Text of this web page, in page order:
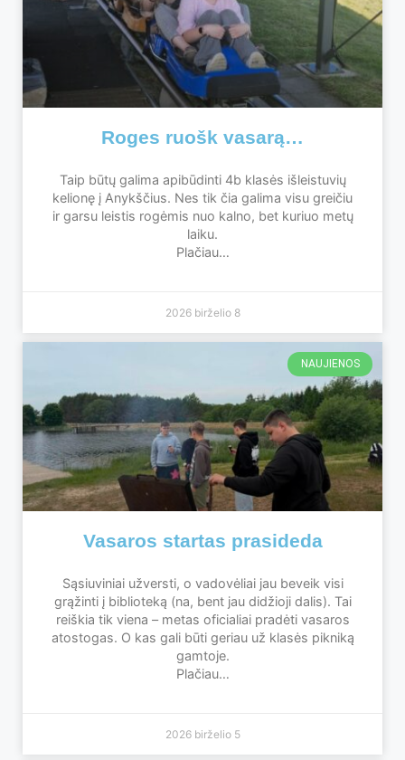
Roges ruošk vasarą…
Taip būtų galima apibūdinti 4b klasės išleistuvių
kelionę į Anykščius. Nes tik čia galima visu greičiu
ir garsu leistis rogėmis nuo kalno, bet kuriuo metų
laiku.
Plačiau…
2026 birželio 8
NAUJIENOS
Vasaros startas prasideda
Sąsiuviniai užversti, o vadovėliai jau beveik visi
grąžinti į biblioteką (na, bent jau didžioji dalis). Tai
reiškia tik viena – metas oficialiai pradėti vasaros
atostogas. O kas gali būti geriau už klasės pikniką
gamtoje.
Plačiau…
2026 birželio 5